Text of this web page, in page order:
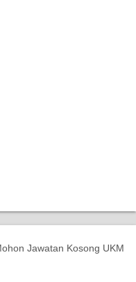
Jawatan Kosong UKM